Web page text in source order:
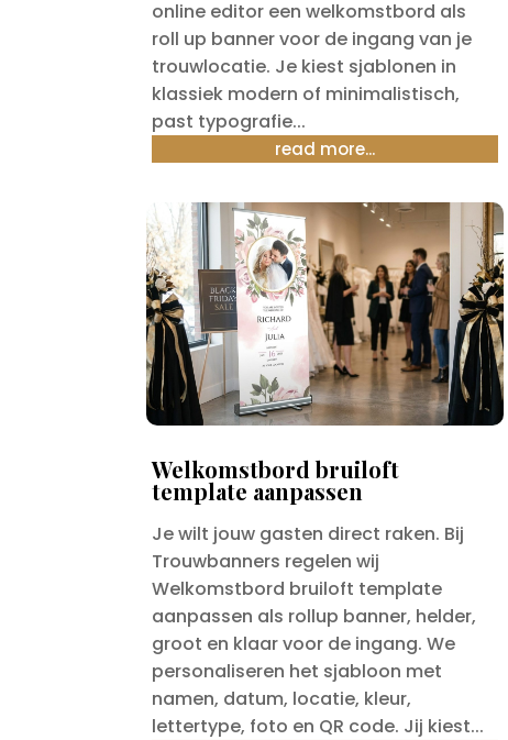
online editor een welkomstbord als
roll up banner voor de ingang van je
trouwlocatie. Je kiest sjablonen in
klassiek modern of minimalistisch,
past typografie...
read more...
Welkomstbord bruiloft
template aanpassen
Je wilt jouw gasten direct raken. Bij
Trouwbanners regelen wij
Welkomstbord bruiloft template
aanpassen als rollup banner, helder,
groot en klaar voor de ingang. We
personaliseren het sjabloon met
namen, datum, locatie, kleur,
lettertype, foto en QR code. Jij kiest...